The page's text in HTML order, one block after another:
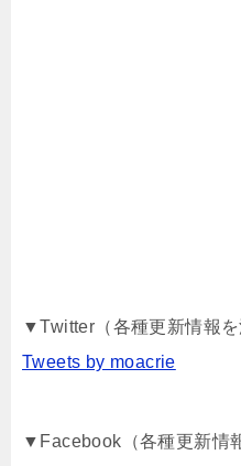
▼Twitter（各種更新情報を
Tweets by moacrie
▼Facebook（各種更新情